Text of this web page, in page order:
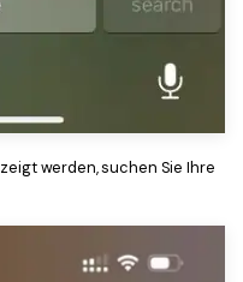
werden, suchen Sie Ihre